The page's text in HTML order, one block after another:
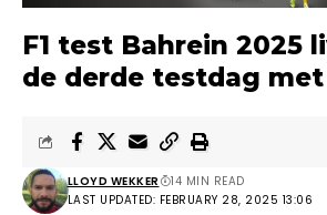
F1 test Bahrein 2025
de derde testdag
LAST UPDATED: FEBRUARY 28, 2025 13:06
LLOYD WEKKER 14 MIN READ